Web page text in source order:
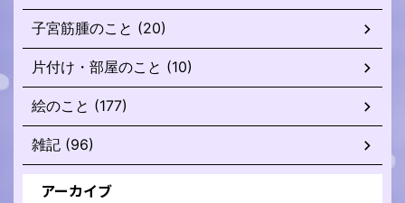
子宮筋腫のこと (20)
片付け・部屋のこと (10)
絵のこと (177)
雑記 (96)
アーカイブ